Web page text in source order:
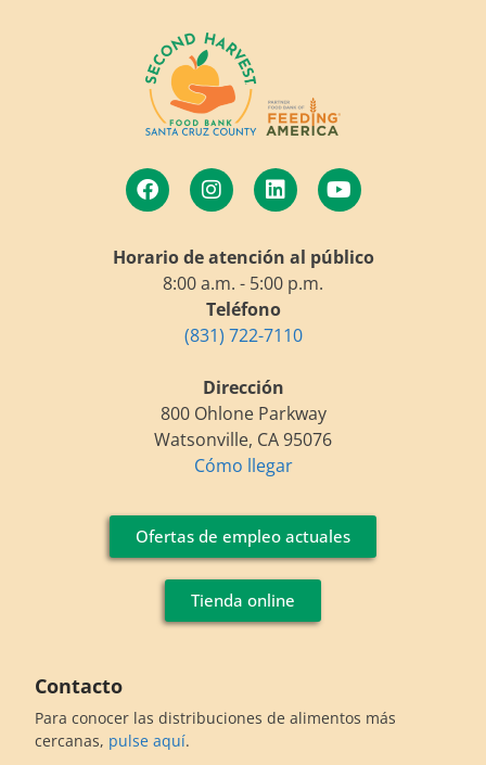
Horario de atención al público
8:00 a.m. - 5:00 p.m.
Teléfono
(831) 722-7110
Dirección
800 Ohlone Parkway
Watsonville, CA 95076
Cómo llegar
Ofertas de empleo actuales
Tienda online
Contacto
Para conocer las distribuciones de alimentos más
cercanas, pulse aquí.